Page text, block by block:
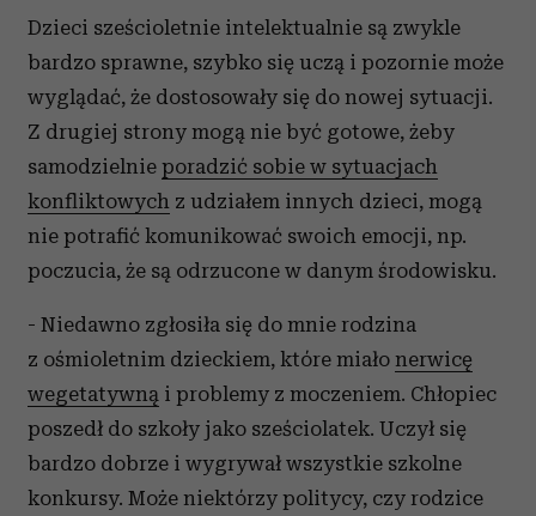
Dzieci sześcioletnie intelektualnie są zwykle
bardzo sprawne, szybko się uczą i pozornie może
wyglądać, że dostosowały się do nowej sytuacji.
Z drugiej strony mogą nie być gotowe, żeby
samodzielnie poradzić sobie w sytuacjach
konfliktowych z udziałem innych dzieci, mogą
nie potrafić komunikować swoich emocji, np.
poczucia, że są odrzucone w danym środowisku.
- Niedawno zgłosiła się do mnie rodzina
z ośmioletnim dzieckiem, które miało nerwicę
wegetatywną i problemy z moczeniem. Chłopiec
poszedł do szkoły jako sześciolatek. Uczył się
bardzo dobrze i wygrywał wszystkie szkolne
konkursy. Może niektórzy politycy, czy rodzice